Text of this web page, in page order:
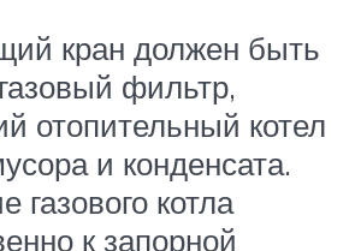
кран должен быть
фильтр,
отопительный котел
и конденсата.
газового котла
к запорной